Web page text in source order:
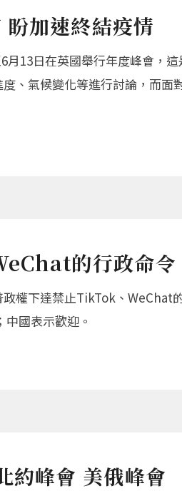
加速終結疫情
月13日在英國舉行年度峰會，
、氣候變化等進行討論，而
的行政命令
權下達禁止TikTok、
國表示歡迎。
約峰會 美俄峰會